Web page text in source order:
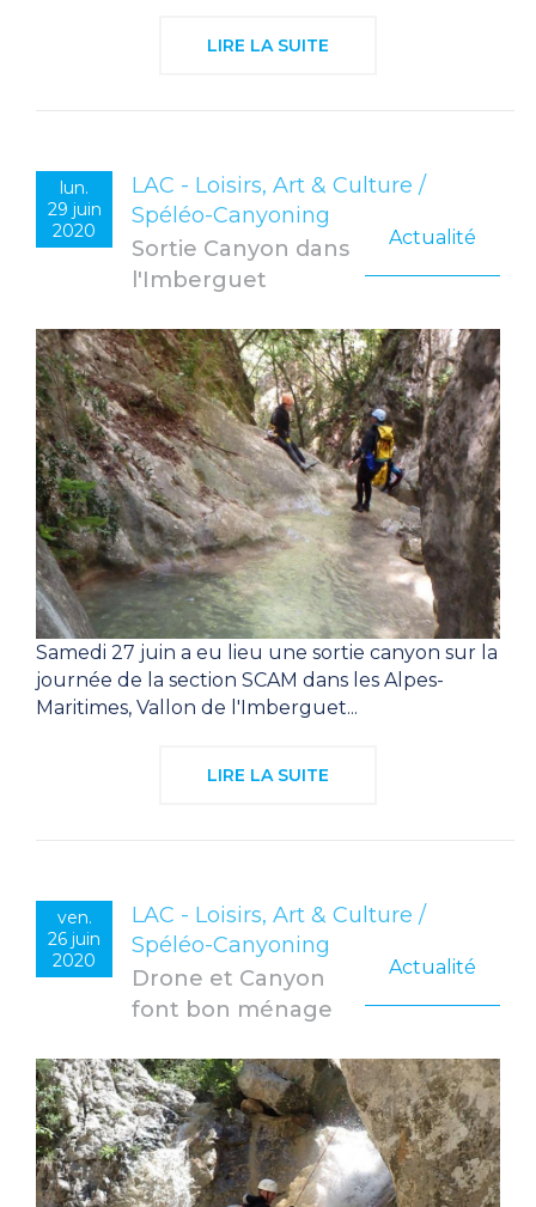
LIRE LA SUITE
lun.
29 juin
2020
LAC - Loisirs, Art & Culture /
Spéléo-Canyoning
Actualité
Sortie Canyon dans
l'Imberguet
Samedi 27 juin a eu lieu une sortie canyon sur la
journée de la section SCAM dans les Alpes-
Maritimes, Vallon de l'Imberguet...
LIRE LA SUITE
ven.
26 juin
2020
LAC - Loisirs, Art & Culture /
Spéléo-Canyoning
Actualité
Drone et Canyon
font bon ménage